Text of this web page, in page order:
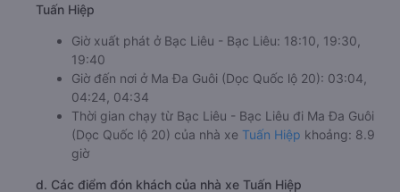
Tuấn Hiệp
Giờ xuất phát ở Bạc Liêu - Bạc Liêu: 18:10, 19:30,
19:40
Giờ đến nơi ở Ma Đa Guôi (Dọc Quốc lộ 20): 03:04,
04:24, 04:34
Thời gian chạy từ Bạc Liêu - Bạc Liêu đi Ma Đa Guôi
(Dọc Quốc lộ 20) của nhà xe Tuấn Hiệp khoảng: 8.9
giờ
d. Các điểm đón khách của nhà xe Tuấn Hiệp